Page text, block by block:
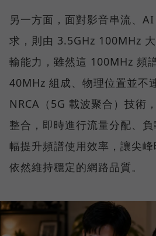
另一方面，面對影音串流、
求，則由 3.5GHz 100MHz
輸能力，雖然這 100MHz 頻
40MHz 組成、物理位置並不
NRCA（5G 載波聚合）技術
整合，即時進行流量分配、
幅提升頻譜使用效率，讓尖
依然維持穩定的網路品質。